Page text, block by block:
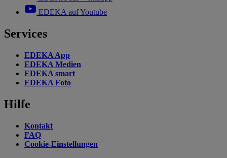
EDEKA auf Youtube
Services
EDEKA App
EDEKA Medien
EDEKA smart
EDEKA Foto
Hilfe
Kontakt
FAQ
Cookie-Einstellungen